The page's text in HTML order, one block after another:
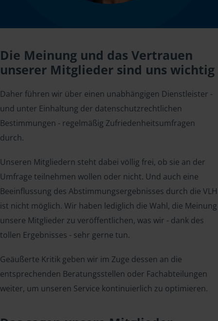
Die Meinung und das Vertrauen
unserer Mitglieder sind uns wichtig
Daher führen wir über einen unabhängigen Dienstleister -
und unter Einhaltung der datenschutzrechtlichen
Bestimmungen - regelmäßig Zufriedenheitsumfragen
durch.
Unseren Mitgliedern steht dabei völlig frei, ob sie an der
Umfrage teilnehmen wollen oder nicht. Und auch eine
Beeinflussung des Abstimmungsergebnisses durch die VLH
ist nicht möglich. Wir haben lediglich die Wahl, die Meinung
unsere Mitglieder zu veröffentlichen, was wir - dank des
tollen Ergebnisses - sehr gerne tun.
Geäußerte Kritik geben wir im Zuge dessen an die
entsprechenden Beratungsstellen oder Fachabteilungen
weiter, um unseren Service kontinuierlich zu optimieren.